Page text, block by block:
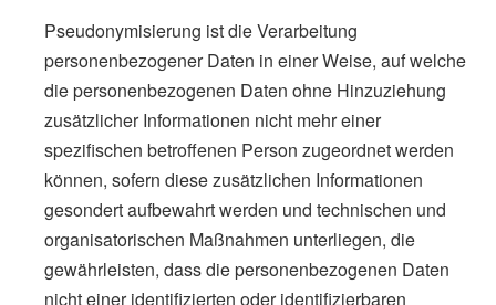
Pseudonymisierung ist die Verarbeitung
personenbezogener Daten in einer Weise, auf welche
die personenbezogenen Daten ohne Hinzuziehung
zusätzlicher Informationen nicht mehr einer
spezifischen betroffenen Person zugeordnet werden
können, sofern diese zusätzlichen Informationen
gesondert aufbewahrt werden und technischen und
organisatorischen Maßnahmen unterliegen, die
gewährleisten, dass die personenbezogenen Daten
nicht einer identifizierten oder identifizierbaren